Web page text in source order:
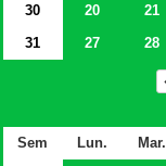
30
20 21
31
27 28
Sem Lun. Mar.